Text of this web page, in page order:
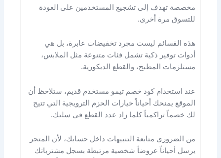
مخصصة تهدف إلى تشجيع المستخدمين على العودة
للتسوق مرة أخرى.
هذه القسائم ليست مجرد تخفيضات عابرة، بل هي
أدوات توفير ذكية تشمل فئات متنوعة مثل الملابس،
مستلزمات المطبخ، والقطع الديكورية.
عند استخدام كود خصم تيمو مستخدم قديم، ستلاحظ أن
الموقع يمنحك أحياناً خيارات الحزم الترويجية التي تتيح
لك خصماً تراكمياً كلما زاد عدد القطع في سلتك.
من الضروري متابعة التنبيهات داخل حسابك، لأن المتجر
يرسل أحياناً عروضاً شخصية مرتبطة بسجل مشترياتك